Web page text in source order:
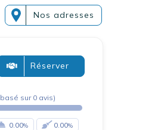
Nos adresses
Réserver
basé sur 0 avis)
0.00 0.00